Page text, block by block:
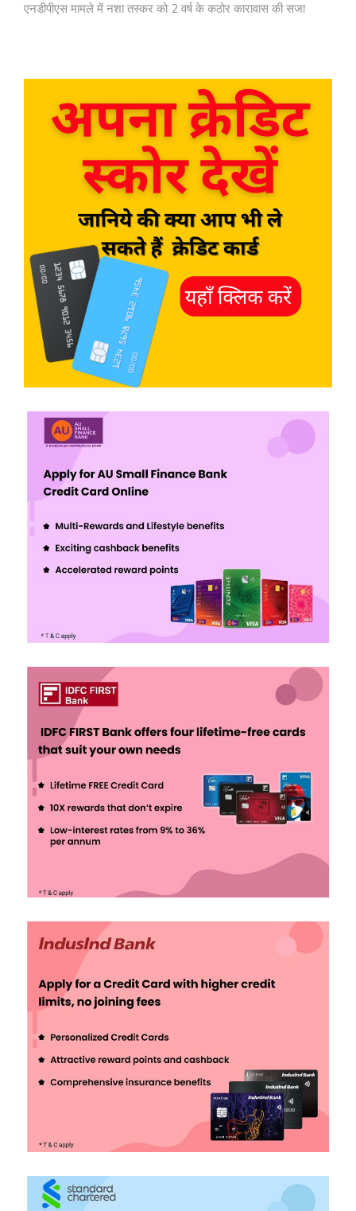
एनडीपीएस मामले में नशा तस्कर को 2 वर्ष के कठोर कारावास की सजा